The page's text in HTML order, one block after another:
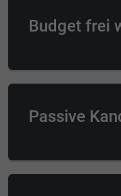
Budget frei
Passive